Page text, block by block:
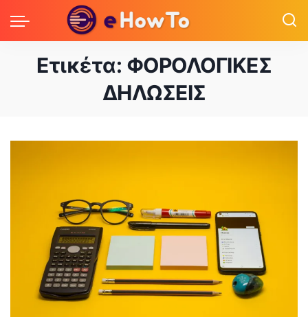
Ετικέτα: ΦΟΡΟΛΟΓΙΚΕΣ
ΔΗΛΩΣΕΙΣ